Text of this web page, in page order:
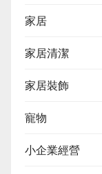
家居
家居清潔
家居裝飾
寵物
小企業經營